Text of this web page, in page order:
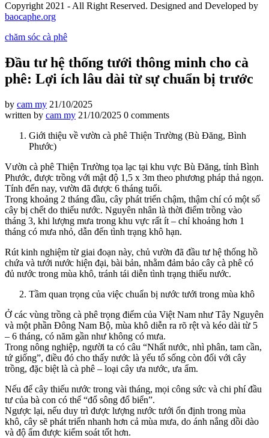
Copyright 2021 - All Right Reserved. Designed and Developed by
baocaphe.org
chăm sóc cà phê
Đầu tư hệ thống tưới thông minh cho cà
phê: Lợi ích lâu dài từ sự chuẩn bị trước
by cam my 21/10/2025
written by cam my 21/10/2025 0 comments
Giới thiệu về vườn cà phê Thiện Trường (Bù Đăng, Bình
Phước)
Vườn cà phê Thiện Trường tọa lạc tại khu vực Bù Đăng, tỉnh Bình
Phước, được trồng với mật độ 1,5 x 3m theo phương pháp thả ngọn.
Tính đến nay, vườn đã được 6 tháng tuổi.
Trong khoảng 2 tháng đầu, cây phát triển chậm, thậm chí có một số
cây bị chết do thiếu nước. Nguyên nhân là thời điểm trồng vào
tháng 3, khi lượng mưa trong khu vực rất ít – chỉ khoảng hơn 1
tháng có mưa nhỏ, dẫn đến tình trạng khô hạn.
Rút kinh nghiệm từ giai đoạn này, chủ vườn đã đầu tư hệ thống hồ
chứa và tưới nước hiện đại, bài bản, nhằm đảm bảo cây cà phê có
đủ nước trong mùa khô, tránh tái diễn tình trạng thiếu nước.
Tầm quan trọng của việc chuẩn bị nước tưới trong mùa khô
Ở các vùng trồng cà phê trọng điểm của Việt Nam như Tây Nguyên
và một phần Đông Nam Bộ, mùa khô diễn ra rõ rệt và kéo dài từ 5
– 6 tháng, có năm gần như không có mưa.
Trong nông nghiệp, người ta có câu “Nhất nước, nhì phân, tam cần,
tứ giống”, điều đó cho thấy nước là yếu tố sống còn đối với cây
trồng, đặc biệt là cà phê – loại cây ưa nước, ưa ẩm.
Nếu để cây thiếu nước trong vài tháng, mọi công sức và chi phí đầu
tư của bà con có thể “đổ sông đổ biển”.
Ngược lại, nếu duy trì được lượng nước tưới ổn định trong mùa
khô, cây sẽ phát triển nhanh hơn cả mùa mưa, do ánh nắng dồi dào
và độ ẩm được kiểm soát tốt hơn.